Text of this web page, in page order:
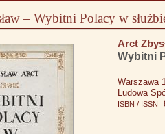
– Wybitni Polacy w
Arct
Wybitni
Warszawa
Ludowa
ISBN / ISSN